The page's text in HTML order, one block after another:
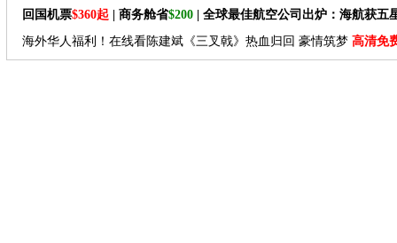
回国机票$360起 | 商务舱省$200 | 全球最佳航空公司出炉：海航获五
海外华人福利！在线看陈建斌《三叉戟》热血归回 豪情筑梦 高清免